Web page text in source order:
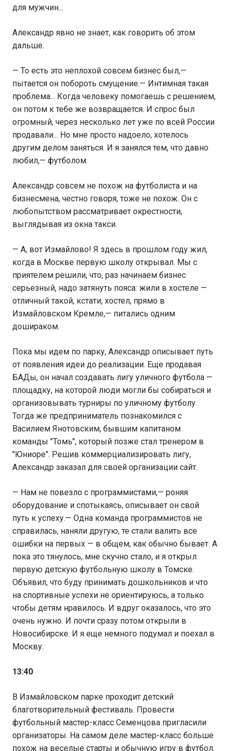
для мужчин...
Александр явно не знает, как говорить об этом
дальше.
— То есть это неплохой совсем бизнес был,—
пытается он побороть смущение.— Интимная такая
проблема... Когда человеку помогаешь с решением,
он потом к тебе же возвращается. И спрос был
огромный, через несколько лет уже по всей России
продавали... Но мне просто надоело, хотелось
другим делом заняться. И я занялся тем, что давно
любил,— футболом.
Александр совсем не похож на футболиста и на
бизнесмена, честно говоря, тоже не похож. Он с
любопытством рассматривает окрестности,
выглядывая из окна такси.
— А, вот Измайлово! Я здесь в прошлом году жил,
когда в Москве первую школу открывал. Мы с
приятелем решили, что, раз начинаем бизнес
серьезный, надо затянуть пояса: жили в хостеле —
отличный такой, кстати, хостел, прямо в
Измайловском Кремле,— питались одним
дошираком.
Пока мы идем по парку, Александр описывает путь
от появления идеи до реализации. Еще продавая
БАДы, он начал создавать лигу уличного футбола —
площадку, на которой люди могли бы собираться и
организовывать турниры по уличному футболу.
Тогда же предприниматель познакомился с
Василием Янотовским, бывшим капитаном
команды "Томь", который позже стал тренером в
"Юниоре". Решив коммерциализировать лигу,
Александр заказал для своей организации сайт.
— Нам не повезло с программистами,— роняя
оборудование и спотыкаясь, описывает он свой
путь к успеху.— Одна команда программистов не
справилась, наняли другую, те стали валить все
ошибки на первых — в общем, как обычно бывает. А
пока это тянулось, мне скучно стало, и я открыл
первую детскую футбольную школу в Томске.
Объявил, что буду принимать дошкольников и что
на спортивные успехи не ориентируюсь, а только
чтобы детям нравилось. И вдруг оказалось, что это
очень нужно. И почти сразу потом открыли в
Новосибирске. И я еще немного подумал и поехал в
Москву.
13:40
В Измайловском парке проходит детский
благотворительный фестиваль. Провести
футбольный мастер-класс Семенцова пригласили
организаторы. На самом деле мастер-класс больше
похож на веселые старты и обычную игру в футбол.